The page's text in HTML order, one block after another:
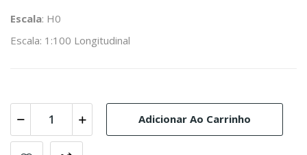
Escala: H0
Escala: 1:100 Longitudinal
Adicionar Ao Carrinho